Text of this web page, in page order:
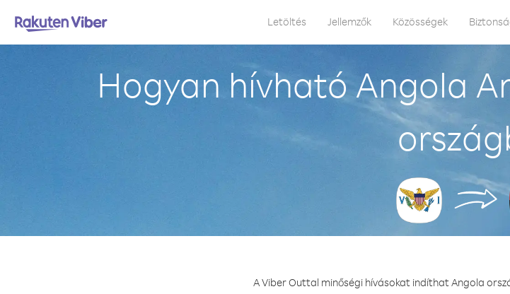
Letöltés Jellemzők Közösségek
Hogyan hívható Angola
A Viber Outtal minőségi hívásokat indíthat Angola